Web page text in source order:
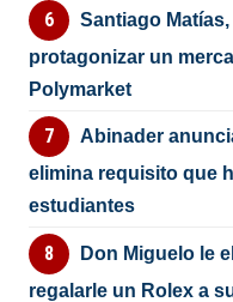
Santiago
protagonizar un
Polymarket
Abinader
elimina requisito que
estudiantes
Don Miguelo le
regalarle un Rolex a